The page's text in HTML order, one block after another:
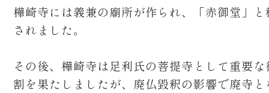
樺崎寺には義兼の廟所が作られ、「赤御堂」と
されました。
その後、樺崎寺は足利氏の菩提寺として重要な
割を果たしましたが、廃仏毀釈の影響で廃寺と